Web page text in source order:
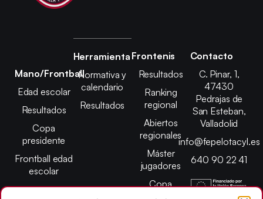
Mano/Frontball
Edad escolar
Resultados
Copa
presidente
Frontball edad
escolar
Herramienta
Normativa y
calendario
Resultados
Frontenis
Resultados
Ranking
regional
Abiertos
regionales
Máster
jugadores
Copa
presidente
Contacto
C. Pinar, 1,
47430
Pedrajas de
San Esteban,
Valladolid
info@fepelotacyl.es
640 90 22 41